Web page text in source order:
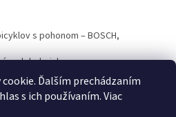
Ďalším prechádzaním
s ich používaním. Viac
s pohonom – BOSCH,
web hokejshop.eu